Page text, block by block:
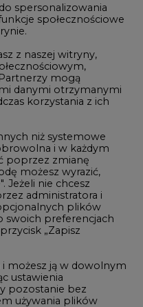
spersonalizowania
społecznościowe
z naszej witryny,
mogą
danymi otrzymanymi
korzystania z ich
niż systemowe
i w każdym
poprzez zmianę
możesz wyrazić,
Jeżeli nie chcesz
administratora i
plików
swoich preferencjach
„Zapisz
możesz ją w dowolnym
ustawienia
pozostanie bez
używania plików